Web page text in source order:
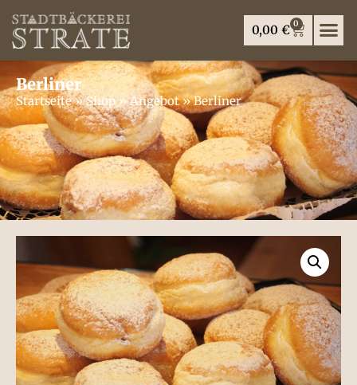
0,00 € 0
Berliner
Startseite»Shop»Angebot»Berliner